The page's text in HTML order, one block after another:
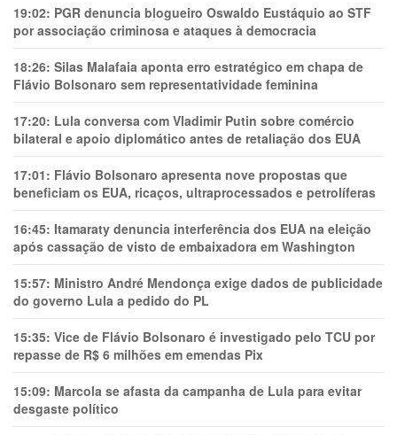
19:02: PGR denuncia blogueiro Oswaldo Eustáquio ao STF
por associação criminosa e ataques à democracia
18:26: Silas Malafaia aponta erro estratégico em chapa de
Flávio Bolsonaro sem representatividade feminina
17:20: Lula conversa com Vladimir Putin sobre comércio
bilateral e apoio diplomático antes de retaliação dos EUA
17:01: Flávio Bolsonaro apresenta nove propostas que
beneficiam os EUA, ricaços, ultraprocessados e petrolíferas
16:45: Itamaraty denuncia interferência dos EUA na eleição
após cassação de visto de embaixadora em Washington
15:57: Ministro André Mendonça exige dados de publicidade
do governo Lula a pedido do PL
15:35: Vice de Flávio Bolsonaro é investigado pelo TCU por
repasse de R$ 6 milhões em emendas Pix
15:09: Marcola se afasta da campanha de Lula para evitar
desgaste político